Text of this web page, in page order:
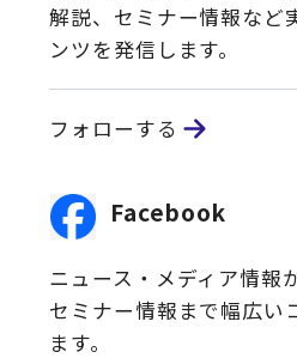
解説、セミナー情報など
ンツを発信します。
フォローする
Facebook
ニュース・メディア情報
セミナー情報まで幅広い
ます。